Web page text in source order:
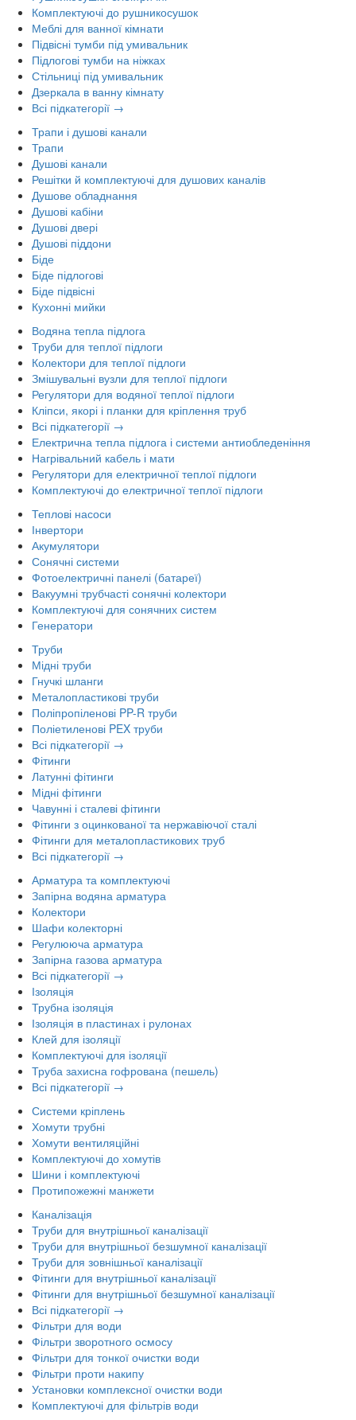
Комплектуючі до рушникосушок
Меблі для ванної кімнати
Підвісні тумби під умивальник
Підлогові тумби на ніжках
Стільниці під умивальник
Дзеркала в ванну кімнату
Всі підкатегорії →
Трапи і душові канали
Трапи
Душові канали
Решітки й комплектуючі для душових каналів
Душове обладнання
Душові кабіни
Душові двері
Душові піддони
Біде
Біде підлогові
Біде підвісні
Кухонні мийки
Водяна тепла підлога
Труби для теплої підлоги
Колектори для теплої підлоги
Змішувальні вузли для теплої підлоги
Регулятори для водяної теплої підлоги
Кліпси, якорі і планки для кріплення труб
Всі підкатегорії →
Електрична тепла підлога і системи антиобледеніння
Нагрівальний кабель і мати
Регулятори для електричної теплої підлоги
Комплектуючі до електричної теплої підлоги
Теплові насоси
Інвертори
Акумулятори
Сонячні системи
Фотоелектричні панелі (батареї)
Вакуумні трубчасті сонячні колектори
Комплектуючі для сонячних систем
Генератори
Труби
Мідні труби
Гнучкі шланги
Металопластикові труби
Поліпропіленові PP-R труби
Поліетиленові PEX труби
Всі підкатегорії →
Фітинги
Латунні фітинги
Мідні фітинги
Чавунні і сталеві фітинги
Фітинги з оцинкованої та нержавіючої сталі
Фітинги для металопластикових труб
Всі підкатегорії →
Арматура та комплектуючі
Запірна водяна арматура
Колектори
Шафи колекторні
Регулююча арматура
Запірна газова арматура
Всі підкатегорії →
Ізоляція
Трубна ізоляція
Ізоляція в пластинах і рулонах
Клей для ізоляції
Комплектуючі для ізоляції
Труба захисна гофрована (пешель)
Всі підкатегорії →
Системи кріплень
Хомути трубні
Хомути вентиляційні
Комплектуючі до хомутів
Шини і комплектуючі
Протипожежні манжети
Каналізація
Труби для внутрішньої каналізації
Труби для внутрішньої безшумної каналізації
Труби для зовнішньої каналізації
Фітинги для внутрішньої каналізації
Фітинги для внутрішньої безшумної каналізації
Всі підкатегорії →
Фільтри для води
Фільтри зворотного осмосу
Фільтри для тонкої очистки води
Фільтри проти накипу
Установки комплексної очистки води
Комплектуючі для фільтрів води